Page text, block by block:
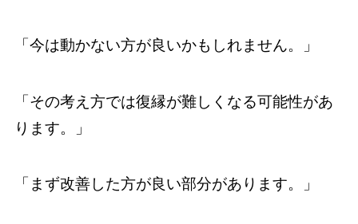
「今は動かない方が良いかもしれません。」
「その考え方では復縁が難しくなる可能性があ
ります。」
「まず改善した方が良い部分があります。」